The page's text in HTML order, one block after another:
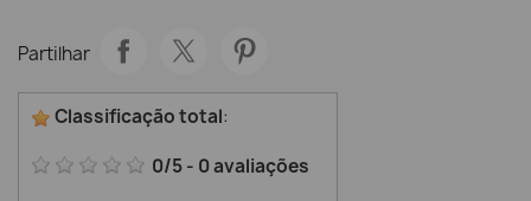
Partilhar
Classificação total:
0/5- 0avaliações